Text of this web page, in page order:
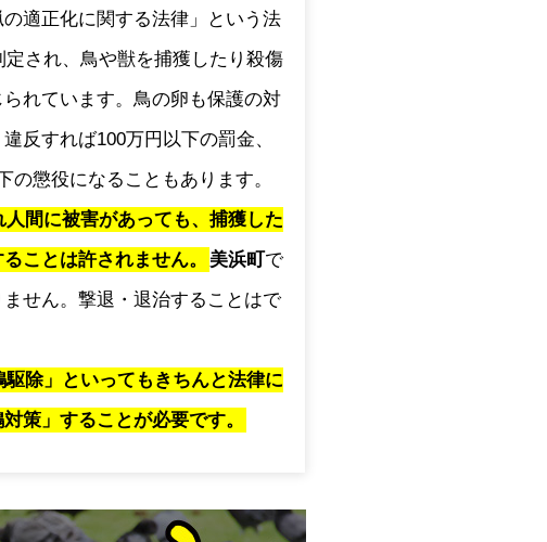
適正化に関する法律」という法
定され、鳥や獣を捕獲したり殺傷
れています。鳥の卵も保護の対
反すれば100万円以下の罰金、
の懲役になることもあります。
人間に被害があっても、捕獲した
ことは許されません。
美浜町で
ません。撃退・退治することはで
駆除」といってもきちんと法律に
策」することが必要です。